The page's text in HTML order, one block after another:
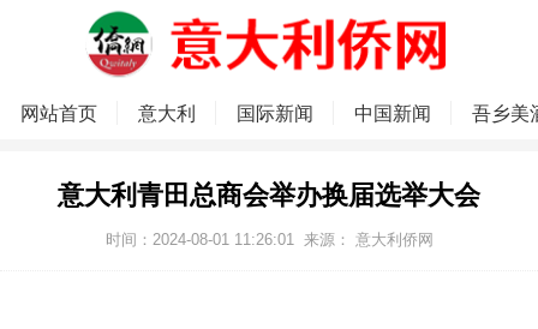
网站首页 意大利 国际新闻 中国新闻 吾乡美
意大利青田总商会举办换届选举大会
时间：2024-08-01 11:26:01 来源： 意大利侨网